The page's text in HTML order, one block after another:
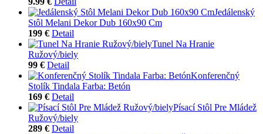
Jedálenský
Stôl Melani Dekor Dub 160x90 Cm
199 € Detail
Tunel Na Hranie
Ružový/biely
99 € Detail
Konferenčný
Stolík Tindala Farba: Betón
169 € Detail
Písací Stôl Pre Mládež
Ružový/biely
289 € Detail